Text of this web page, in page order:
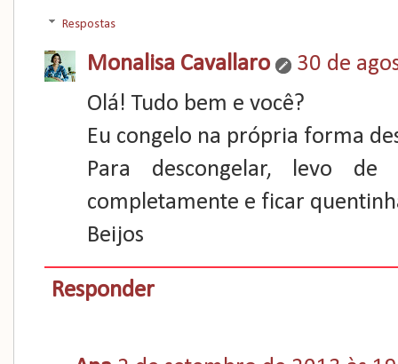
Respostas
Monalisa Cavallaro
30 de
Olá! Tudo bem e você?
Eu congelo na própria forma
Para descongelar, levo
completamente e ficar
Beijos
Responder